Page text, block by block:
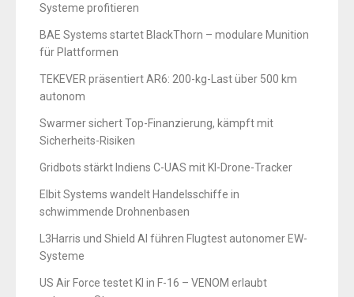
Systeme profitieren
BAE Systems startet BlackThorn – modulare Munition
für Plattformen
TEKEVER präsentiert AR6: 200-kg-Last über 500 km
autonom
Swarmer sichert Top-Finanzierung, kämpft mit
Sicherheits-Risiken
Gridbots stärkt Indiens C-UAS mit KI-Drone-Tracker
Elbit Systems wandelt Handelsschiffe in
schwimmende Drohnenbasen
L3Harris und Shield AI führen Flugtest autonomer EW-
Systeme
US Air Force testet KI in F-16 – VENOM erlaubt